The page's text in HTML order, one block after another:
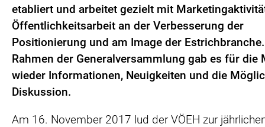
etabliert und arbeitet gezielt mit
Öffentlichkeitsarbeit an der Verbesserung der
Positionierung und am Image der
Rahmen der Generalversammlung gab es für die
wieder Informationen, Neuigkeiten und die
Diskussion.
Am 16. November 2017 lud der VÖEH zur